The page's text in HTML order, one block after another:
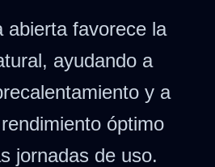
abierta favorece la
ayudando a
y a
óptimo
jornadas de uso.